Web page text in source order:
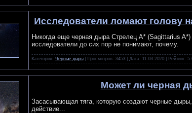
Исследователи ломают голову
Никогда еще черная дыра Стрелец А* (Sagittarius
исследователи до сих пор не понимают, почему.
Категория: Черные дыры | Просмотров: 3453 | Дата: 11.03.2020 | Рейтинг:
Может ли черная
Засасывающая тяга, которую создают черные
действие...